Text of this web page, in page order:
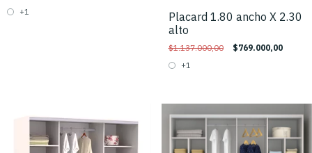
+1
Placard 1.80 ancho X 2.30
alto
$1.137.000,00 $769.000,00
+1